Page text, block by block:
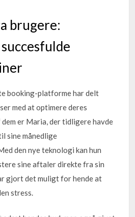
brugere:
booking-platforme har delt
med at optimere deres
er Maria, der tidligere havde
sine månedlige
den nye teknologi kan hun
sine aftaler direkte fra sin
gjort det muligt for hende at
stress.